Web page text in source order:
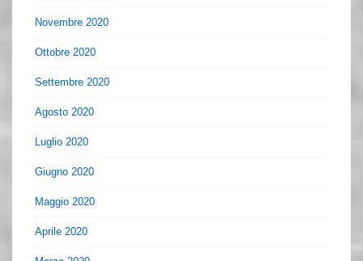
Novembre 2020
Ottobre 2020
Settembre 2020
Agosto 2020
Luglio 2020
Giugno 2020
Maggio 2020
Aprile 2020